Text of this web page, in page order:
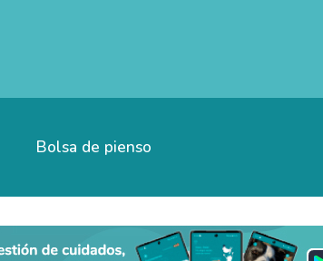
Bolsa de pienso